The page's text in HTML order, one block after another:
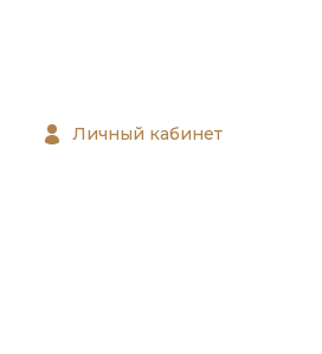
Личный кабинет